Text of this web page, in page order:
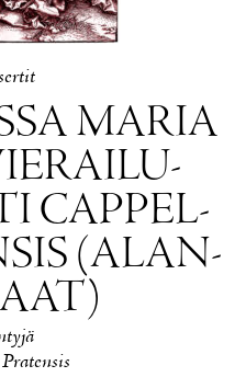
MA­RIA
CAP­PEL­
(ALAN­